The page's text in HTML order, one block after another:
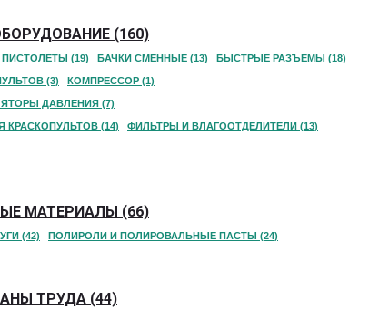
(160)
ПИСТОЛЕТЫ (19) БАЧКИ СМЕННЫЕ (13) БЫСТРЫЕ РАЗЪЕМЫ (18)
(3) КОМПРЕССОР (1)
ДАВЛЕНИЯ (7)
(14) ФИЛЬТРЫ И ВЛАГООТДЕЛИТЕЛИ (13)
МАТЕРИАЛЫ (66)
(42) ПОЛИРОЛИ И ПОЛИРОВАЛЬНЫЕ ПАСТЫ (24)
ТРУДА (44)